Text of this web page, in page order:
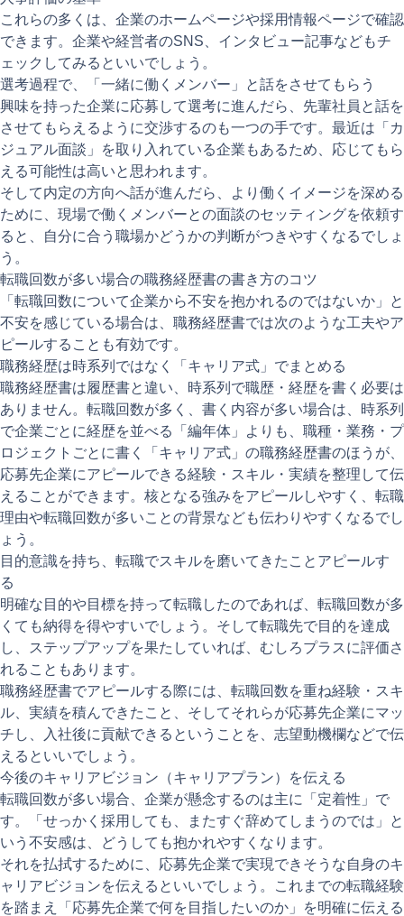
これらの多くは、企業のホームページや採用情報ページで確認
できます。企業や経営者のSNS、インタビュー記事などもチ
ェックしてみるといいでしょう。
選考過程で、「一緒に働くメンバー」と話をさせてもらう
興味を持った企業に応募して選考に進んだら、先輩社員と話を
させてもらえるように交渉するのも一つの手です。最近は「カ
ジュアル面談」を取り入れている企業もあるため、応じてもら
える可能性は高いと思われます。
そして内定の方向へ話が進んだら、より働くイメージを深める
ために、現場で働くメンバーとの面談のセッティングを依頼す
ると、自分に合う職場かどうかの判断がつきやすくなるでしょ
う。
転職回数が多い場合の職務経歴書の書き方のコツ
「転職回数について企業から不安を抱かれるのではないか」と
不安を感じている場合は、職務経歴書では次のような工夫やア
ピールすることも有効です。
職務経歴は時系列ではなく「キャリア式」でまとめる
職務経歴書は履歴書と違い、時系列で職歴・経歴を書く必要は
ありません。転職回数が多く、書く内容が多い場合は、時系列
で企業ごとに経歴を並べる「編年体」よりも、職種・業務・プ
ロジェクトごとに書く「キャリア式」の職務経歴書のほうが、
応募先企業にアピールできる経験・スキル・実績を整理して伝
えることができます。核となる強みをアピールしやすく、転職
理由や転職回数が多いことの背景なども伝わりやすくなるでし
ょう。
目的意識を持ち、転職でスキルを磨いてきたことアピールす
る
明確な目的や目標を持って転職したのであれば、転職回数が多
くても納得を得やすいでしょう。そして転職先で目的を達成
し、ステップアップを果たしていれば、むしろプラスに評価さ
れることもあります。
職務経歴書でアピールする際には、転職回数を重ね経験・スキ
ル、実績を積んできたこと、そしてそれらが応募先企業にマッ
チし、入社後に貢献できるということを、志望動機欄などで伝
えるといいでしょう。
今後のキャリアビジョン（キャリアプラン）を伝える
転職回数が多い場合、企業が懸念するのは主に「定着性」で
す。「せっかく採用しても、またすぐ辞めてしまうのでは」と
いう不安感は、どうしても抱かれやすくなります。
それを払拭するために、応募先企業で実現できそうな自身のキ
ャリアビジョンを伝えるといいでしょう。これまでの転職経験
を踏まえ「応募先企業で何を目指したいのか」を明確に伝える